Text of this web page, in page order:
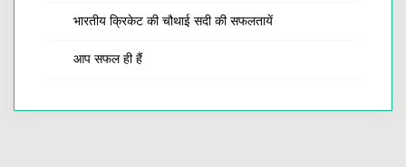
भारतीय क्रिकेट की चौथाई सदी की सफलतायें
आप सफल ही हैं